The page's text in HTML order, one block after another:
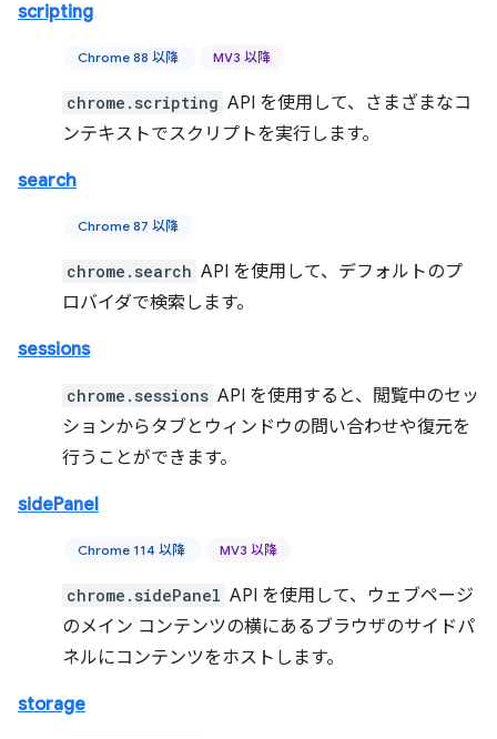
scripting
Chrome 88 以降 MV3 以降
chrome.scripting API を使用して、さまざまなコ
ンテキストでスクリプトを実行します。
search
Chrome 87 以降
chrome.search API を使用して、デフォルトのプ
ロバイダで検索します。
sessions
chrome.sessions API を使用すると、閲覧中のセッ
ションからタブとウィンドウの問い合わせや復元を
行うことができます。
sidePanel
Chrome 114 以降 MV3 以降
chrome.sidePanel API を使用して、ウェブページ
のメイン コンテンツの横にあるブラウザのサイドパ
ネルにコンテンツをホストします。
storage